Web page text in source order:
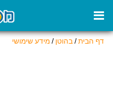
דף הבית/ בהוטן / מידע שימושי